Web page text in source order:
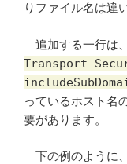
りファイル名は違
追加する一行は、
Transport-
っているホスト名
要があります。
下の例のように